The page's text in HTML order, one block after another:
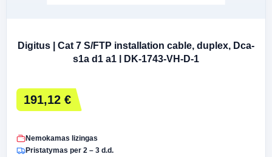
Digitus | Cat 7 S/FTP installation cable, duplex, Dca-
s1a d1 a1 | DK-1743-VH-D-1
191,12 €
Nemokamas lizingas
Pristatymas per 2 – 3 d.d.